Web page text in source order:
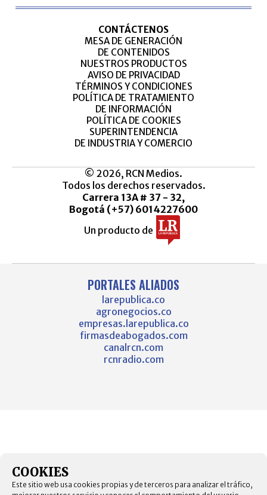
CONTÁCTENOS
MESA DE GENERACIÓN
DE CONTENIDOS
NUESTROS PRODUCTOS
AVISO DE PRIVACIDAD
TÉRMINOS Y CONDICIONES
POLÍTICA DE TRATAMIENTO
DE INFORMACIÓN
POLÍTICA DE COOKIES
SUPERINTENDENCIA
DE INDUSTRIA Y COMERCIO
© 2026, RCN Medios.
Todos los derechos reservados.
Carrera 13A # 37 - 32,
Bogotá (+57) 6014227600
Un producto de
PORTALES ALIADOS
larepublica.co
agronegocios.co
empresas.larepublica.co
firmasdeabogados.com
canalrcn.com
rcnradio.com
COOKIES
Este sitio web usa cookies propias y de terceros para analizar el tráfico,